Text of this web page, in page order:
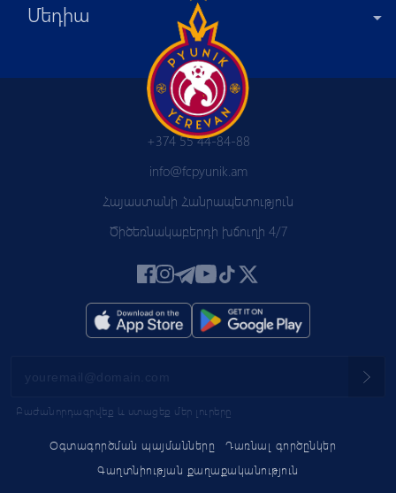
Մեդիա
Օգտագործման պայմանները
Դառնալ գործընկեր
Գաղտնիության քաղաքականություն
+374 55 44-84-88
info@fcpyunik.am
Հայաստանի Հանրապետություն
Ծիծեռնակաբերդի խճուղի 4/7
Բաժանորդագրվեք և ստացեք մեր լուրերը